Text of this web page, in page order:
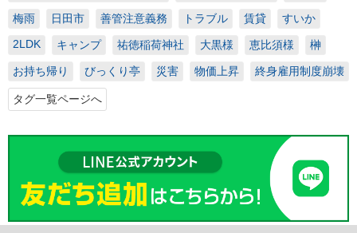
梅雨 日田市 善管注意義務 トラブル 賃貸
すいか
2LDK
キャンプ 祐徳稲荷神社 大黒様 恵比須様 榊
お持ち帰り びっくり亭 災害 物価上昇 終身雇用制度崩壊
タグ一覧ページへ